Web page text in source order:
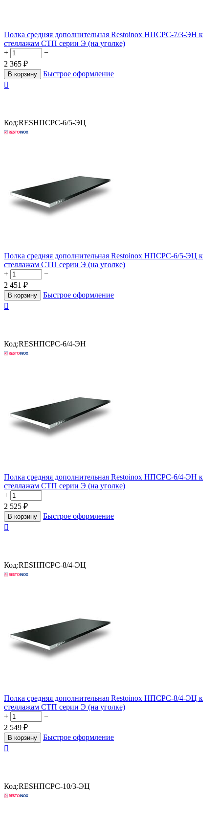
Полка средняя дополнительная Restoinox НПСРС-7/3-ЭН к
стеллажам СТП серии Э (на уголке)
+
−
2 365 ₽
В корзину
Быстрое оформление

Код:RESНПСРС-6/5-ЭЦ
Полка средняя дополнительная Restoinox НПСРС-6/5-ЭЦ к
стеллажам СТП серии Э (на уголке)
+
−
2 451 ₽
В корзину
Быстрое оформление

Код:RESНПСРС-6/4-ЭН
Полка средняя дополнительная Restoinox НПСРС-6/4-ЭН к
стеллажам СТП серии Э (на уголке)
+
−
2 525 ₽
В корзину
Быстрое оформление

Код:RESНПСРС-8/4-ЭЦ
Полка средняя дополнительная Restoinox НПСРС-8/4-ЭЦ к
стеллажам СТП серии Э (на уголке)
+
−
2 549 ₽
В корзину
Быстрое оформление

Код:RESНПСРС-10/3-ЭЦ